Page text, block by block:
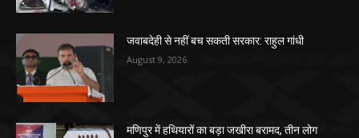
जवाबदेही से नहीं बच सकती सरकार: राहुल गांधी
August 9, 2026
मणिपुर में हथियारों का बड़ा जखीरा बरामद, तीन लोग